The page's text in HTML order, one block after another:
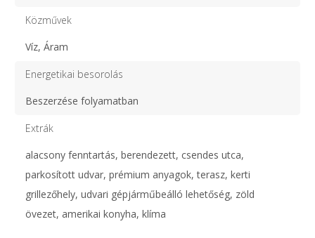
Közművek
Víz, Áram
Energetikai besorolás
Beszerzése folyamatban
Extrák
alacsony fenntartás, berendezett, csendes utca,
parkosított udvar, prémium anyagok, terasz, kerti
grillezőhely, udvari gépjárműbeálló lehetőség, zöld
övezet, amerikai konyha, klíma